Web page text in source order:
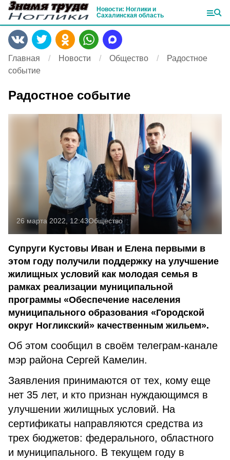
Новости: Ноглики и
Сахалинская область
Главная Новости Общество
Радостное
событие
Радостное событие
26 марта 2022, 12:43Общество
Супруги Кустовы Иван и Елена первыми в
этом году получили поддержку на улучшение
жилищных условий как молодая семья в
рамках реализации муниципальной
программы «Обеспечение населения
муниципального образования «Городской
округ Ногликский» качественным жильем».
Об этом сообщил в своём телеграм-канале
мэр района Сергей Камелин.
Заявления принимаются от тех, кому еще
нет 35 лет, и кто признан нуждающимся в
улучшении жилищных условий. На
сертификаты направляются средства из
трех бюджетов: федерального, областного
и муниципального. В текущем году в